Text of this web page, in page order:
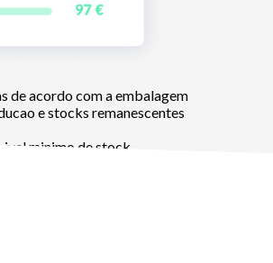
de acordo com a embalagem
e stocks remanescentes
minimo de stock